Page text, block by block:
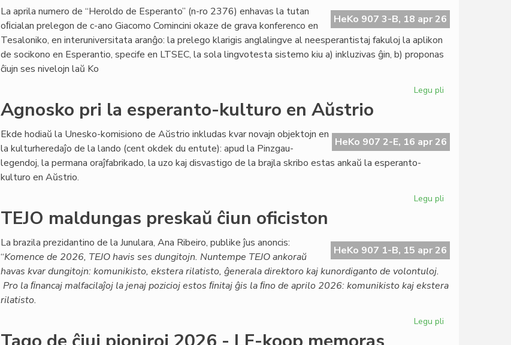
Esperanto-
Domoj
HeKo 907 3-B, 18 apr 26
La aprila numero de “Heroldo de Esperanto” (n-ro 2376) enhavas la tutan
oﬁcialan prelegon de c-ano Giacomo Comincini okaze de grava konferenco en
Tesaloniko, en interuniversitata aranĝo: la prelego klarigis anglalingve al neesperantistaj fakuloj la aplikon
de socikono en Esperantio, specife en LTSEC, la sola lingvotesta sistemo kiu a) inkluzivas ĝin, b) proponas
ĉiujn ses nivelojn laŭ Ko
Legu pli
en
la
Agnosko pri la esperanto-kulturo en Aŭstrio
HeKo 907 2-E, 16 apr 26
Ekde hodiaŭ la Unesko-komisiono de Aŭstrio inkludas kvar novajn objektojn en
la kulturheredaĵo de la lando (cent okdek du entute): apud la Pinzgau-
legendoj, la permana oraĵfabrikado, la uzo kaj disvastigo de la brajla skribo estas ankaŭ la esperanto-
kulturo en Aŭstrio.
Legu pli
esperanto-
kulturo
Aŭstrio
TEJO maldungas preskaŭ ĉiun oficiston
HeKo 907 1-B, 15 apr 26
La brazila prezidantino de la Junulara, Ana Ribeiro, publike ĵus anoncis:
“Komence de 2026, TEJO havis ses dungitojn. Nuntempe TEJO ankoraŭ
havas kvar dungitojn: komunikisto, ekstera rilatisto, ĝenerala direktoro kaj kunordiganto de volontuloj.
Pro la ﬁnancaj malfacilaĵoj la jenaj pozicioj estos ﬁnitaj ĝis la ﬁno de aprilo 2026: komunikisto kaj ekstera
rilatisto.
Legu pli